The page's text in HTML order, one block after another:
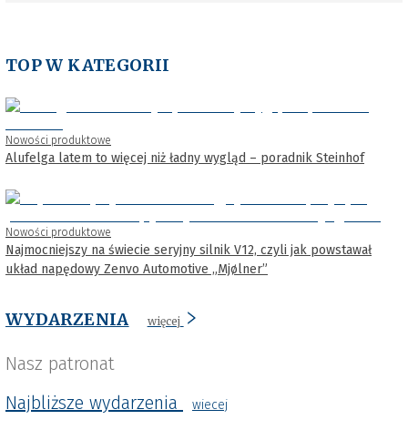
TOP W KATEGORII
Nowości produktowe
Alufelga latem to więcej niż ładny wygląd – poradnik Steinhof
Nowości produktowe
Najmocniejszy na świecie seryjny silnik V12, czyli jak powstawał
układ napędowy Zenvo Automotive „Mjølner”
WYDARZENIA więcej
Nasz patronat
Najbliższe wydarzenia
wiecej